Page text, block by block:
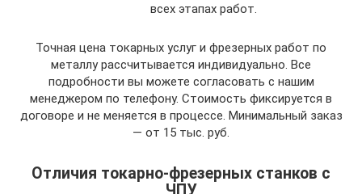
всех этапах работ.
Точная цена токарных услуг и фрезерных работ по
металлу рассчитывается индивидуально. Все
подробности вы можете согласовать с нашим
менеджером по телефону. Стоимость фиксируется в
договоре и не меняется в процессе. Минимальный заказ
— от 15 тыс. руб.
Отличия токарно-фрезерных станков с